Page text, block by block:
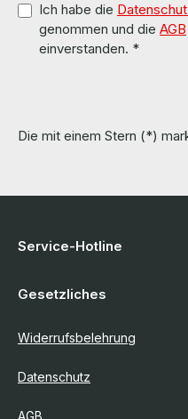
Ich habe die
genommen und die AGB
einverstanden. *
Die mit einem Stern (*)
Service-Hotline
Gesetzliches
Widerrufsbelehrung
Datenschutz
AGB